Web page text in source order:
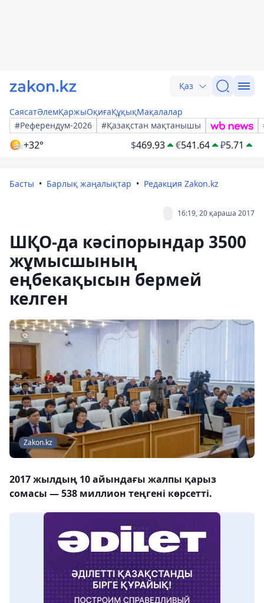
Қаз
СаясатӘлемҚаржыОқиғаҚұқықМақалалар
#Референдум-2026
#Қазақстан мақтанышы
+32° $469.93 €541.64 ₽5.71
Басты Барлық жаңалықтар Редакция Zakon.kz
16:19, 20 қараша 2017
ШҚО-да кәсіпорындар 3500
жұмысшының
еңбекақысын бермей
келген
Zakon.kz
2017 жылдың 10 айындағы жалпы қарыз
сомасы — 538 миллион теңгені көрсетті.